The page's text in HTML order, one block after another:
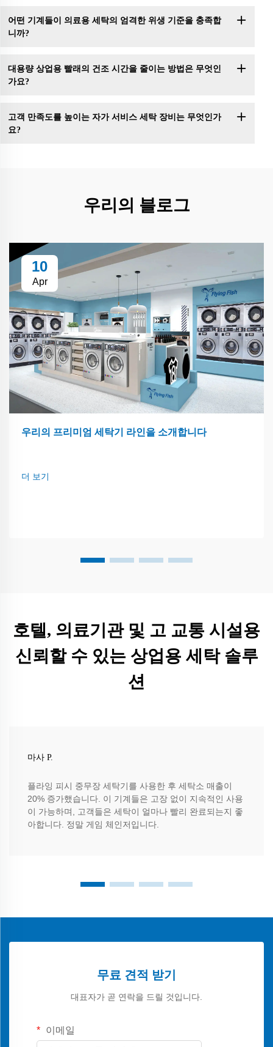
어떤 기계들이 의료용 세탁의 엄격한 위생 기준을 충족합
니까?
대용량 상업용 빨래의 건조 시간을 줄이는 방법은 무엇인
가요?
고객 만족도를 높이는 자가 서비스 세탁 장비는 무엇인가
요?
우리의 블로그
10
Apr
우리의 프리미엄 세탁기 라인을 소개합니다
더 보기
호텔, 의료기관 및 고 교통 시설용
신뢰할 수 있는 상업용 세탁 솔루
션
마사 P.
플라잉 피시 중무장 세탁기를 사용한 후 세탁소 매출이
20% 증가했습니다. 이 기계들은 고장 없이 지속적인 사용
이 가능하며, 고객들은 세탁이 얼마나 빨리 완료되는지 좋
아합니다. 정말 게임 체인저입니다.
무료 견적 받기
대표자가 곧 연락을 드릴 것입니다.
이메일